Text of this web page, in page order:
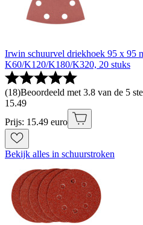
Irwin schuurvel driekhoek 95 x 95
K60/K120/K180/K320, 20 stuks
(18)Beoordeeld met 3.8 van de 5
15.49
Prijs: 15.49 euro
Bekijk alles in schuurstroken